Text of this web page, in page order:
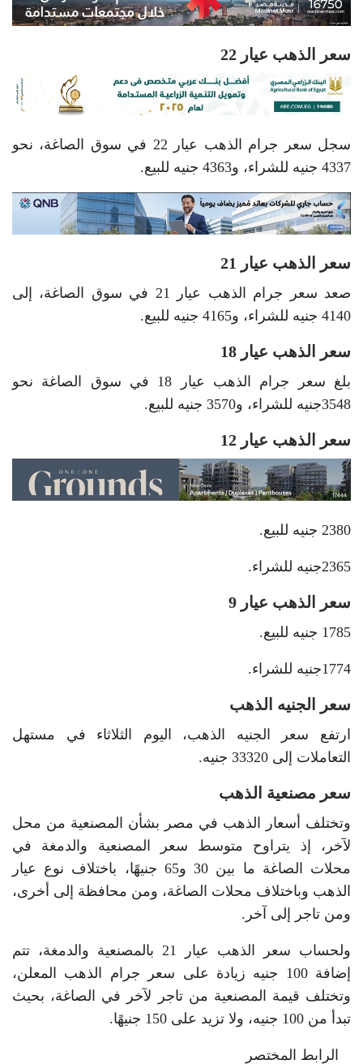
سعر الذهب عيار 22
سجل سعر جرام الذهب عيار 22 في سوق الصاغة، نحو
4337 جنيه للشراء، و4363 جنيه للبيع.
سعر الذهب عيار 21
صعد سعر جرام الذهب عيار 21 في سوق الصاغة، إلى
4140 جنيه للشراء، و4165 جنيه للبيع.
سعر الذهب عيار 18
بلغ سعر جرام الذهب عيار 18 في سوق الصاغة نحو
3548جنيه للشراء، و3570 جنيه للبيع.
سعر الذهب عيار 12
2380 جنيه للبيع.
2365جنيه للشراء.
سعر الذهب عيار 9
1785 جنيه للبيع.
1774جنيه للشراء.
سعر الجنيه الذهب
ارتفع سعر الجنيه الذهب، اليوم الثلاثاء في مستهل
التعاملات إلى 33320 جنيه.
سعر مصنعية الذهب
وتختلف أسعار الذهب في مصر بشأن المصنعية من محل
لآخر، إذ يتراوح متوسط سعر المصنعية والدمغة في
محلات الصاغة ما بين 30 و65 جنيهًا، باختلاف نوع عيار
الذهب وباختلاف محلات الصاغة، ومن محافظة إلى أخرى،
ومن تاجر إلى آخر.
ولحساب سعر الذهب عيار 21 بالمصنعية والدمغة، تتم
إضافة 100 جنيه زيادة على سعر جرام الذهب المعلن،
وتختلف قيمة المصنعية من تاجر لآخر في الصاغة، بحيث
تبدأ من 100 جنيه، ولا تزيد على 150 جنيهًا.
الرابط المختصر